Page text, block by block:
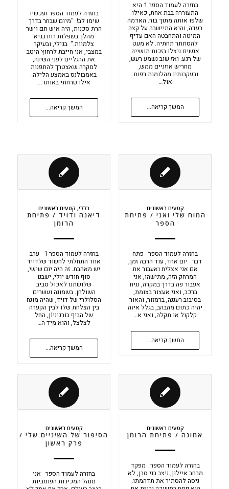
בחזרה לעמוד הספר 1 היא
התעוררה בבת אחת, כאילו
שלפו אותה מתוך בור. האדמה
רעדה, והיא התיישבה על קצה
המיטה והתחבטה האם עדיף
להסתתר תחתיה. לא מעט
אנשים ניצלו בזכות תושייה
של רגע. ואז שוב נשמע רעש,
מחריש אוזניים ממש,
ובעקבותיו מהלומות רפות.
אול…
המשך קריאה...
בחזרה לעמוד הספר ועכשיו
שימו לב! "מיום שבחר בדרך
הרת סכנות, היה איש תם וישר
מהלך בשפלות רוח בגיא
צלמוות." בגילי, ובעיקר
במצבי, אני חייבת לרחוץ היטב
את הרגליים לפני השינה,
למקרה שאצטרך להתפנות
באמבולנס באמצע הלילה.
אילו טרחתי באותו …
המשך קריאה...
קטעים ראשונים
המוח שלי ואני / פתיחת
הספר
בחזרה לעמוד הספר פתח
דבר יום אחד, עוד הרבה זמן,
אם אני אצליח ואעבור את
המרחק הזה, מתישהו, אני
אעבור פה בדרך במקרה, נניח
ברכב, ואני אעצור בצומת,
בסיבוב רעננה, ברמזור, והאור
יהיה כתום מהבהב, בגלל איזה
קלקול או תקלה, ואני א…
המשך קריאה...
כללי, קטעים ראשונים
דיאנה ודויד / פתיחת
הרומן
בחזרה לעמוד הספר 1 ערב
אחד התחלתי לחשוד שלדויד
יש מאהבת. זה היה יום שישי,
סוף חודש יולי, ישבנו
שלושתנו לאכול סביב
השולחן. בשמונה ועשרים
הסלולרי של דויד, שהיה מונח
בין הצלחת שלו לבין הקערה
של הביף בוֹרגיניוֹן, החל
לצלצל, והוא מיד ה…
המשך קריאה...
קטעים ראשונים
אמונה / פתיחת הרומן
בחזרה לעמוד הספר מפקד
מרחב איילון, ניצב בני סבן, לא
ניסה להסתיר את תדהמתו.
קטעים ראשונים
הסיפור של השיניים שלי /
פרק ראשון
בחזרה לעמוד הספר אני
מנהל המכירות הפומביות